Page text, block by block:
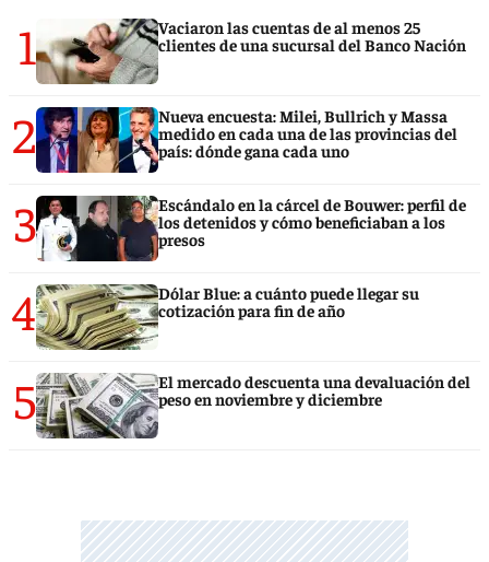
1
Vaciaron las cuentas de al menos 25
clientes de una sucursal del Banco Nación
2
Nueva encuesta: Milei, Bullrich y Massa
medido en cada una de las provincias del
país: dónde gana cada uno
3
Escándalo en la cárcel de Bouwer: perfil de
los detenidos y cómo beneficiaban a los
presos
4
Dólar Blue: a cuánto puede llegar su
cotización para fin de año
5
El mercado descuenta una devaluación del
peso en noviembre y diciembre